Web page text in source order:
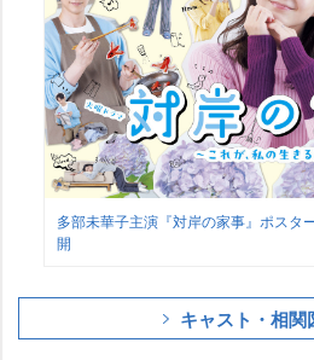
多部未華子主演『対岸の家事』ポスタ
開
キャスト・相関